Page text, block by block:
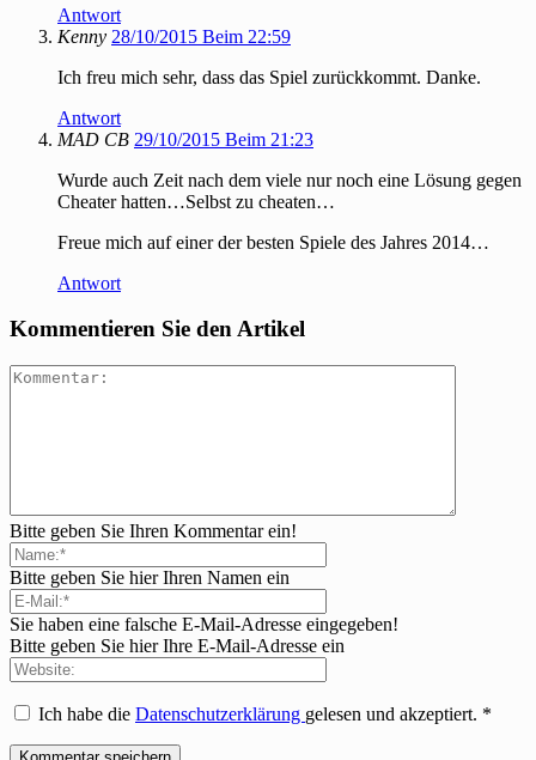
Antwort
Kenny 28/10/2015 Beim 22:59
Ich freu mich sehr, dass das Spiel zurückkommt. Danke.
Antwort
MAD CB 29/10/2015 Beim 21:23
Wurde auch Zeit nach dem viele nur noch eine Lösung gegen
Cheater hatten…Selbst zu cheaten…
Freue mich auf einer der besten Spiele des Jahres 2014…
Antwort
Kommentieren Sie den Artikel
Bitte geben Sie Ihren Kommentar ein!
Bitte geben Sie hier Ihren Namen ein
Sie haben eine falsche E-Mail-Adresse eingegeben!
Bitte geben Sie hier Ihre E-Mail-Adresse ein
Ich habe die Datenschutzerklärung gelesen und akzeptiert. *